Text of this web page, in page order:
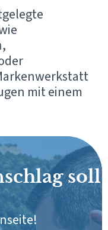
mit einem
soll